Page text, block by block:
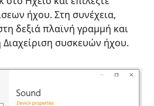
ήχου. Στη συνέχεια,
δεξιά πλαϊνή γραμμή και
Διαχείριση συσκευών ήχου.